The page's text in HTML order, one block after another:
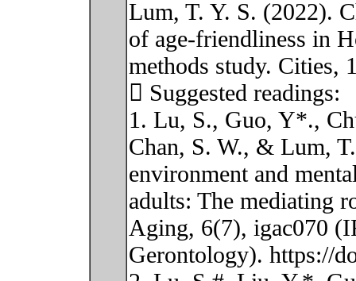
Lum, T. Y. S. (2022).
of age-friendliness in
methods study. Cities,
 Suggested readings:
1. Lu, S., Guo, Y*.,
Chan, S. W., & Lum,
environment and
adults: The mediating
Aging, 6(7), igac070
Gerontology). https://